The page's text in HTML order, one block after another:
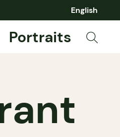
English
Portraits